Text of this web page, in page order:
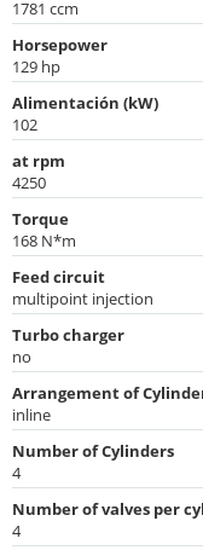
1781 ccm
Horsepower
129 hp
Alimentación (kW)
102
at rpm
4250
Torque
168 N*m
Feed circuit
multipoint injection
Turbo charger
no
Arrangement of
inline
Number of Cylinders
4
Number of valves per
4